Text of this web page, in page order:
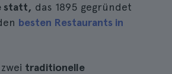
statt, das 1895 gegründet
besten Restaurants in
traditionelle